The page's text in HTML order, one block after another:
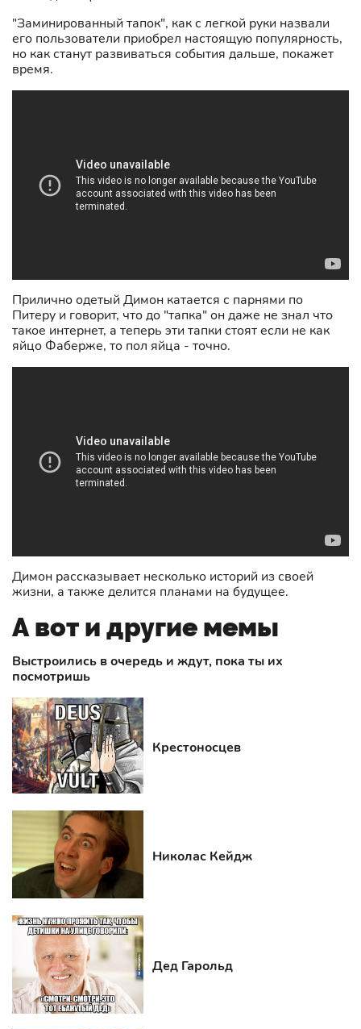
"Заминированный тапок", как с легкой руки назвали
его пользователи приобрел настоящую популярность,
но как станут развиваться события дальше, покажет
время.
Прилично одетый Димон катается с парнями по
Питеру и говорит, что до "тапка" он даже не знал что
такое интернет, а теперь эти тапки стоят если не как
яйцо Фаберже, то пол яйца - точно.
Димон рассказывает несколько историй из своей
жизни, а также делится планами на будущее.
А вот и другие мемы
Выстроились в очередь и ждут, пока ты их
посмотришь
Крестоносцев
Николас Кейдж
Дед Гарольд